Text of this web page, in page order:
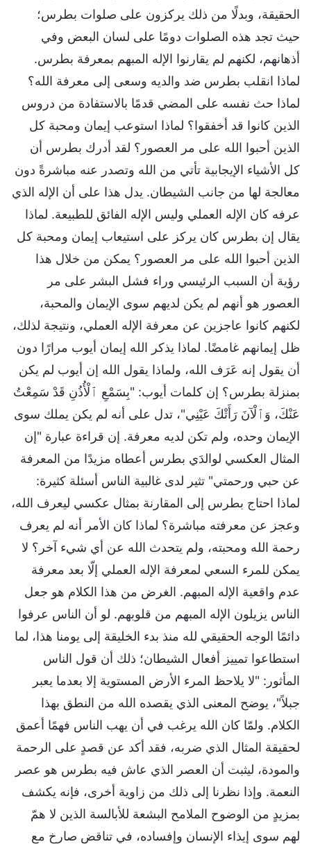
الحقيقة، وبدلًا من ذلك يركزون على صلوات بطرس؛
حيث تجد هذه الصلوات دومًا على لسان البعض وفي
أذهانهم، لكنهم لم يقارنوا الإله المبهم بمعرفة بطرس.
لماذا انقلب بطرس ضد والديه وسعى إلى معرفة الله؟
لماذا حث نفسه على المضي قدمًا بالاستفادة من دروس
الذين كانوا قد أخفقوا؟ لماذا استوعب إيمان ومحبة كل
الذين أحبوا الله على مر العصور؟ لقد أدرك بطرس أن
كل الأشياء الإيجابية تأتي من الله وتصدر عنه مباشرةً دون
معالجة لها من جانب الشيطان. يدل هذا على أن الإله الذي
عرفه كان الإله العملي وليس الإله الفائق للطبيعة. لماذا
يقال إن بطرس كان يركز على استيعاب إيمان ومحبة كل
الذين أحبوا الله على مر العصور؟ يمكن من خلال هذا
رؤية أن السبب الرئيسي وراء فشل البشر على مر
العصور هو أنهم لم يكن لديهم سوى الإيمان والمحبة،
لكنهم كانوا عاجزين عن معرفة الإله العملي، ونتيجة لذلك،
ظل إيمانهم غامضًا. لماذا يذكر الله إيمان أيوب مرارًا دون
أن يقول إنه عَرَف الله، ولماذا يقول الله إن أيوب لم يكن
بمنزلة بطرس؟ إن كلمات أيوب: "بِسَمْعِ ٱلْأُذُنِ قَدْ سَمِعْتُ
عَنْكَ، وَٱلْآنَ رَأَتْكَ عَيْنِي"، تدل على أنه لم يكن يملك سوى
الإيمان وحده، ولم تكن لديه معرفة. إن قراءة عبارة "إن
المثال العكسي لوالدَي بطرس أعطاه مزيدًا من المعرفة
عن حبي ورحمتي" تثير لدى غالبية الناس أسئلة كثيرة:
لماذا احتاج بطرس إلى المقارنة بمثال عكسي ليعرف الله،
وعجز عن معرفته مباشرة؟ لماذا كان الأمر أنه لم يعرف
رحمة الله ومحبته، ولم يتحدث الله عن أي شيء آخر؟ لا
يمكن للمرء السعي لمعرفة الإله العملي إلّا بعد معرفة
عدم واقعية الإله المبهم. الغرض من هذا الكلام هو جعل
الناس يزيلون الإله المبهم من قلوبهم. لو أن الناس عرفوا
دائمًا الوجه الحقيقي لله منذ بدء الخليقة إلى يومنا هذا، لما
استطاعوا تمييز أفعال الشيطان؛ ذلك أن قول الناس
المأثور: "لا يلاحظ المرء الأرض المستوية إلا بعدما يعبر
جبلاً"، يوضح المعنى الذي يقصده الله من النطق بهذا
الكلام. ولمّا كان الله يرغب في أن يهب الناس فهمًا أعمق
لحقيقة المثال الذي ضربه، فقد أكد عن قصدٍ على الرحمة
والمودة، ليثبت أن العصر الذي عاش فيه بطرس هو عصر
النعمة. وإذا نظرنا إلى ذلك من زاوية أخرى، فإنه يكشف
بمزيدٍ من الوضوح الملامح البشعة للأبالسة الذين لا همّ
لهم سوى إيذاء الإنسان وإفساده، في تناقض صارخ مع